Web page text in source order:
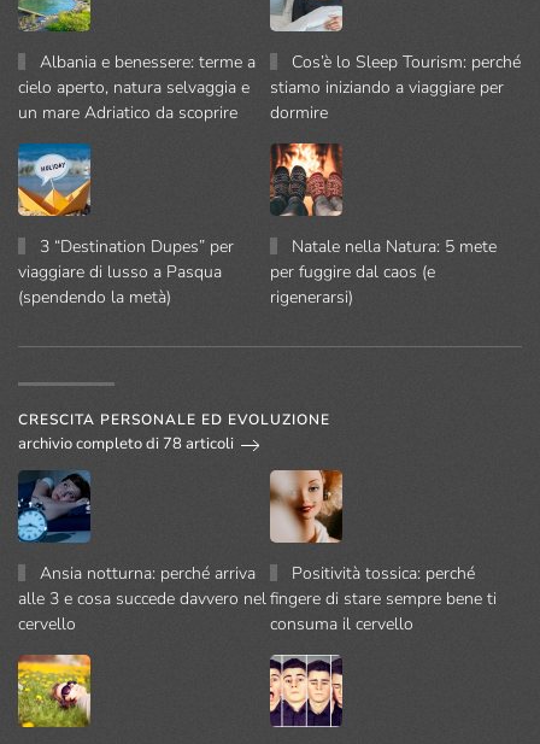
Albania e benessere: terme a
cielo aperto, natura selvaggia e
un mare Adriatico da scoprire
Cos’è lo Sleep Tourism: perché
stiamo iniziando a viaggiare per
dormire
3 “Destination Dupes” per
viaggiare di lusso a Pasqua
(spendendo la metà)
Natale nella Natura: 5 mete
per fuggire dal caos (e
rigenerarsi)
CRESCITA PERSONALE ED EVOLUZIONE
archivio completo di 78 articoli
Ansia notturna: perché arriva
alle 3 e cosa succede davvero nel
cervello
Positività tossica: perché
fingere di stare sempre bene ti
consuma il cervello